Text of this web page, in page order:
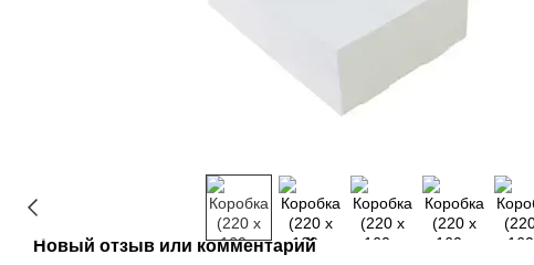
Новый отзыв или комментарий